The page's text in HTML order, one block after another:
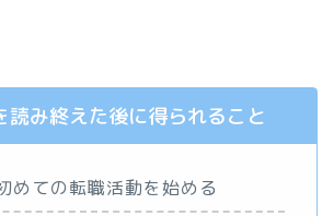
読み終えた後に得られること
めての転職活動を始める